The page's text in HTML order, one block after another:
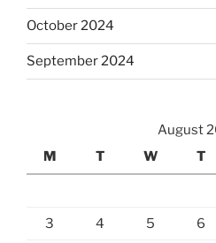
October 2024
September 2024
August
M
T W T
3 4 5 6